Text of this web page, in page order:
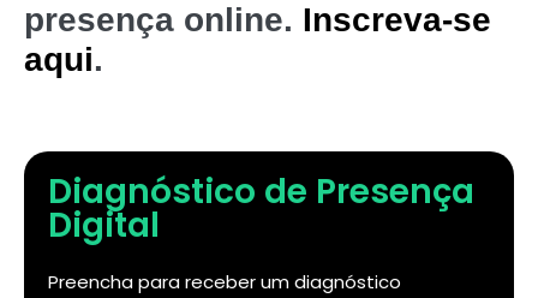
presença online. Inscreva-se
aqui.
Diagnóstico de Presença
Digital
Preencha para receber um diagnóstico